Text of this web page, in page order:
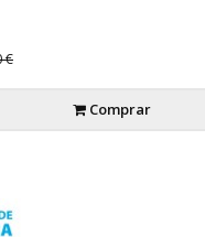
€
Comprar